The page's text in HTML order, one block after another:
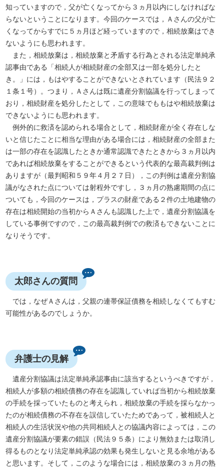
知っていますので，父が亡くなってから３ヵ月以内にしなければな
らないということになります。今回のケースでは，Ａさんの父が亡
くなってからすでに５ヵ月ほど経っていますので，相続放棄はでき
ないようにも思われます。
また，相続放棄は，相続放棄と矛盾する行為とされる法定単純承
認事由である「相続人が相続財産の全部又は一部を処分したと
き。」には，もはやすることができないとされています（民法９２
１条１号）。つまり，Ａさんは既に遺産分割協議を行ってしまって
おり，相続財産を処分したとして，この意味でももはや相続放棄は
できないようにも思われます。
例外的に救済を認められる場合として，相続財産が全く存在しな
いと信じたことに相当な理由がある場合には，相続財産の全部また
は一部の存在を認識したときか通常認識できたときから３ヵ月以内
であれば相続放棄をすることができるという代表的な最高裁判例は
ありますが（最判昭和５９年４月２７日），この判例は遺産分割協
議がなされた点については射程外ですし，３ヵ月の熟慮期間の点に
ついても，今回のケースは，プラスの財産である２件の土地建物の
存在は相続開始の当初からＡさんも認識した上で，遺産分割協議を
している事例ですので，この最高裁判例での救済もできないことに
なりそうです。
太郎さんの質問
では，なぜＡさんは，父親の連帯保証債務を相続しなくてもすむ
可能性があるのでしょうか。
弁護士の見解
遺産分割協議は法定単純承認事由に該当するというべきですが，
相続人が多額の相続債務の存在を認識していれば当初から相続放棄
の手続を採っていたものと考えられ，相続放棄の手続を採らなかっ
たのが相続債務の不存在を誤信していたためであって，被相続人と
相続人の生活状況や他の共同相続人との協議内容によっては，この
遺産分割協議が要素の錯誤（民法９５条）により無効または取消し
得るものとなり法定単純承認の効果も発生しないと見る余地がある
と思います。そして，このような場合には，相続放棄の３ヵ月の熟